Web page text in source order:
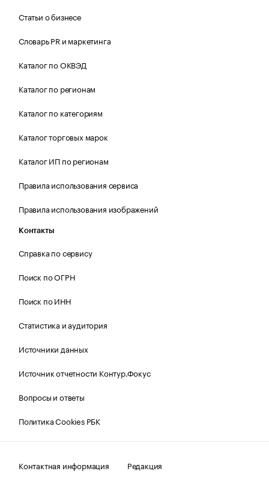
Статьи о бизнесе
Словарь PR и маркетинга
Каталог по ОКВЭД
Каталог по регионам
Каталог по категориям
Каталог торговых марок
Каталог ИП по регионам
Правила использования сервиса
Правила использования изображений
Контакты
Справка по сервису
Поиск по ОГРН
Поиск по ИНН
Статистика и аудитория
Источники данных
Источник отчетности Контур.Фокус
Вопросы и ответы
Политика Cookies РБК
Контактная информация Редакция